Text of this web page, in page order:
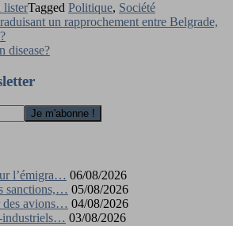
listerTagged Politique, Société
un rapprochement entre Belgrade,
disease?
l’émigra… 06/08/2026
sanctions,… 05/08/2026
des avions… 04/08/2026
industriels… 03/08/2026